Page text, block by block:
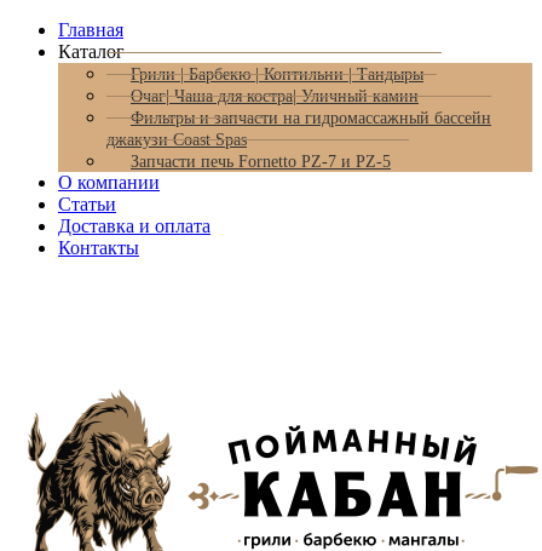
Главная
Каталог
Грили | Барбекю | Коптильни | Тандыры
Очаг| Чаша для костра| Уличный камин
Фильтры и запчасти на гидромассажный бассейн
джакузи Coast Spas
Запчасти печь Fornetto PZ-7 и PZ-5
О компании
Статьи
Доставка и оплата
Контакты